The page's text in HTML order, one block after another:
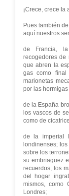
¡Crece, crece la
Pues también
aquí nuestros
de Francia,
recogedores de
que abren la
gas como
marionetas
por las
de la España
los vascos de
como de
de la imperial
londinenses;
sobre los
su embriaguez
recuerdos; los
del hogar
mismos, como
Londres;